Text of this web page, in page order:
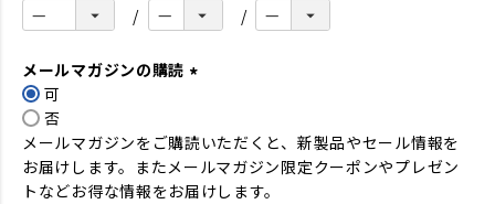
メールマガジンの購読
須
)
可
否
メールマガジンをご購読いただくと、新製品やセール情報を
お届けします。またメールマガジン限定クーポンやプレゼン
トなどお得な情報をお届けします。